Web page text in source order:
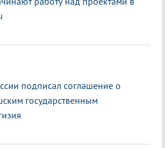
подписал соглашение о
государственным